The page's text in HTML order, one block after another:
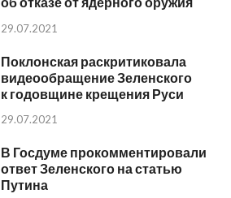
29.07.2021
Поклонская раскритиковала
видеообращение Зеленского
к годовщине крещения Руси
29.07.2021
В Госдуме прокомментировали
ответ Зеленского на статью
Путина